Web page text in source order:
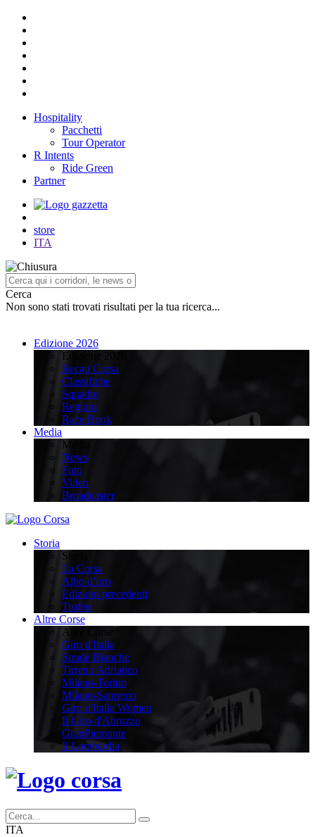
Hospitality
Pacchetti
Tour Operator
R Intents
Ride Green
Partner
store
ITA
Cerca
Non sono stati trovati risultati per la tua ricerca...
Edizione 2026
Edizione 2026
Recap Corsa
Classifiche
Squadre
Regioni
Race Book
Media
Media
News
Foto
Video
Broadcaster
Storia
Storia
La Corsa
Albo d’oro
Edizioni precedenti
Trofeo
Altre Corse
Altre Corse
Giro d'Italia
Strade Bianche
Tirreno Adriatico
Milano-Torino
Milano-Sanremo
Giro d'Italia Women
Il Giro d'Abruzzo
GranPiemonte
Il Lombardia
ITA